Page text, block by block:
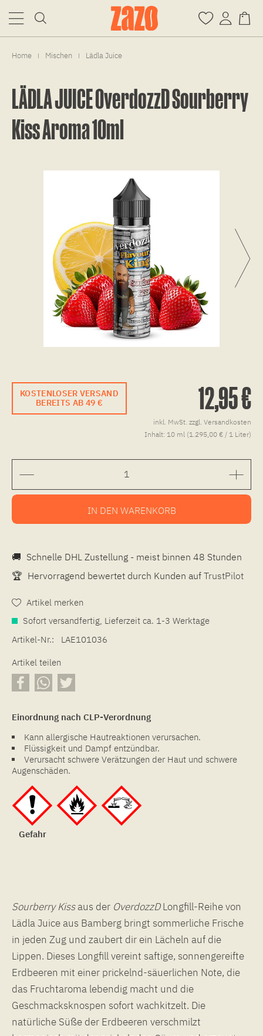
Home | Mischen | Lädla Juice
LÄDLA JUICE OverdozzD Sourberry
Kiss Aroma 10ml
KOSTENLOSER VERSAND
BEREITS AB 49 €
12,95 €
inkl. MwSt. zzgl. Versandkosten
Inhalt: 10 ml (1.295,00 € / 1 Liter)
IN DEN WARENKORB
🚚 Schnelle DHL Zustellung - meist binnen 48 Stunden
🏆 Hervorragend bewertet durch Kunden auf TrustPilot
Artikel merken
Sofort versandfertig, Lieferzeit ca. 1-3 Werktage
Artikel-Nr.:
LAE101036
Artikel teilen
Einordnung nach CLP-Verordnung
Kann allergische Hautreaktionen verursachen.
Flüssigkeit und Dampf entzündbar.
Verursacht schwere Verätzungen der Haut und schwere
Augenschäden.
Gefahr
Sourberry Kissaus der OverdozzDLongfill-Reihe von
Lädla Juice aus Bamberg bringt sommerliche Frische
in jeden Zug und zaubert dir ein Lächeln auf die
Lippen. Dieses Longfill vereint saftige, sonnengereifte
Erdbeeren mit einer prickelnd-säuerlichen Note, die
das Fruchtaroma lebendig macht und die
Geschmacksknospen sofort wachkitzelt. Die
natürliche Süße der Erdbeeren verschmilzt